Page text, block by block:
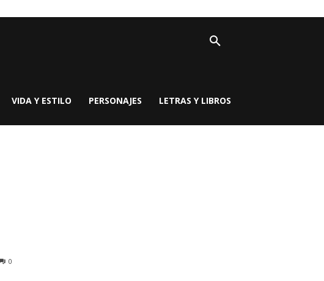
VIDA Y ESTILO PERSONAJES LETRAS Y LIBROS
0